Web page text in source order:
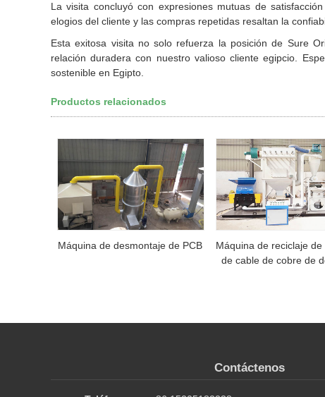
La visita concluyó con expresiones mutuas de
elogios del cliente y las compras repetidas resaltan la
Esta exitosa visita no solo refuerza la posición de Sure
relación duradera con nuestro valioso cliente egipcio.
sostenible en Egipto.
Productos relacionados
Máquina de desmontaje de PCB
Máquina de reciclaje
de cable de cobre de
Contáctenos